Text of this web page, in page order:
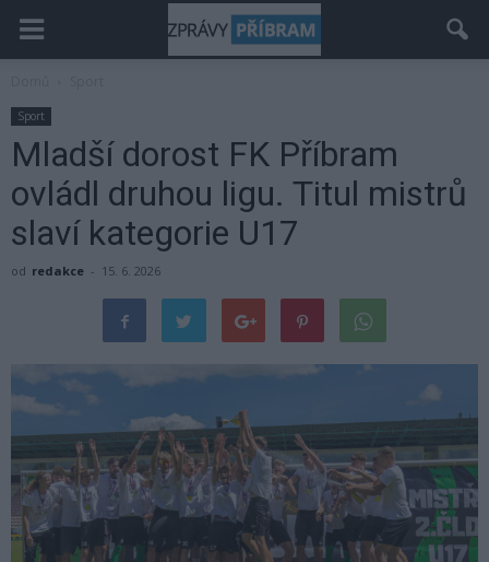
Sport
Mladší dorost FK Příbram
ovládl druhou ligu. Titul mistrů
slaví kategorie U17
od redakce - 15. 6. 2026